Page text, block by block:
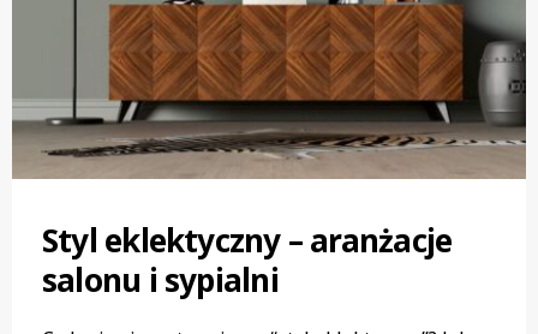
Styl eklektyczny – aranżacje
salonu i sypialni